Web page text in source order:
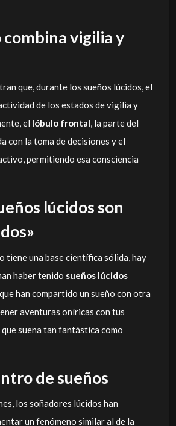
combina vigilia y
que, durante los sueños lúcidos, el
de los estados de vigilia y
el lóbulo frontal, la parte del
con la toma de decisiones y el
permitiendo esa consciencia
lúcidos son
tiene una base científica sólida, hay
haber tenido sueños lúcidos
han compartido un sueño con otra
aventuras oníricas con tus
suena tan fantástica como
de sueños
los soñadores lúcidos han
un fenómeno similar al de la